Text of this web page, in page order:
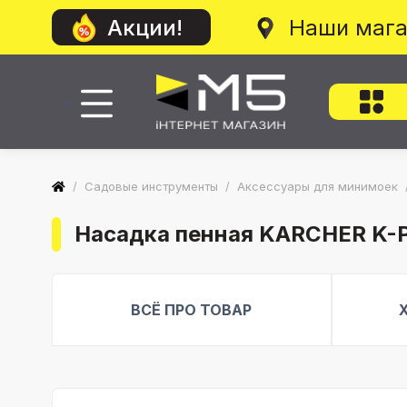
Акции! Наши
/ Садовые инструменты / Аксессуары для минимоек
Насадка пенная KARCHER
ВСЁ ПРО ТОВАР